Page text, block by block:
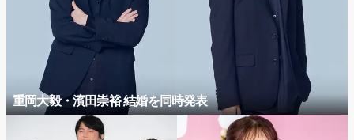
重岡大毅・濱田崇裕 結婚を同時発表